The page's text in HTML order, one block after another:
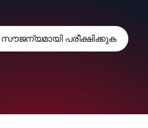
സൗജന്യമായി പരീക്ഷിക്കുക